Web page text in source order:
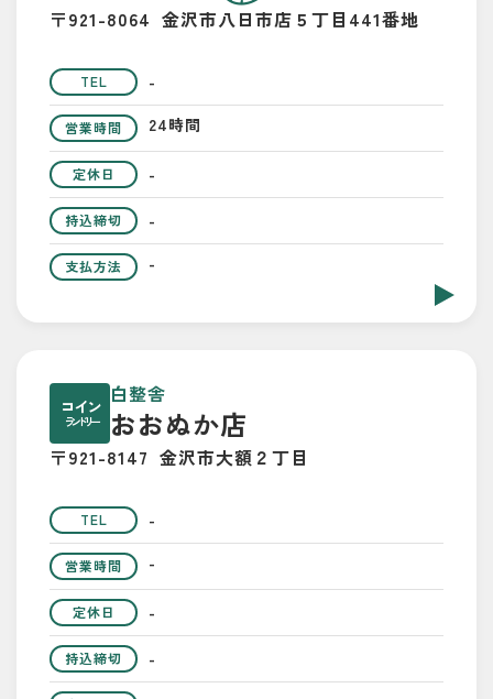
〒921-8064 金沢市八日市店５丁目441番地
TEL -
営業時間 24時間
定休日 -
持込締切 -
支払方法 -
コイン
ランドリー
白整舎
おおぬか店
〒921-8147 金沢市大額２丁目
TEL -
営業時間 -
定休日 -
持込締切 -